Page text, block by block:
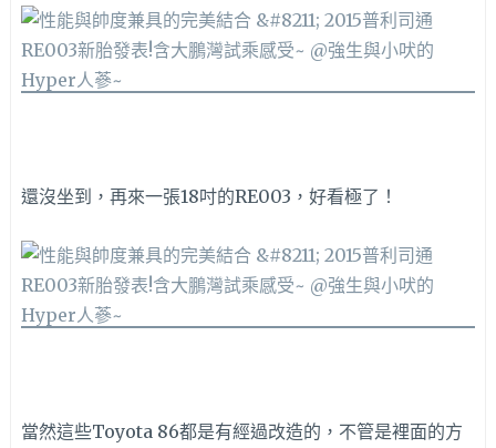
還沒坐到，再來一張18吋的RE003，好看極了！
當然這些Toyota 86都是有經過改造的，不管是裡面的方